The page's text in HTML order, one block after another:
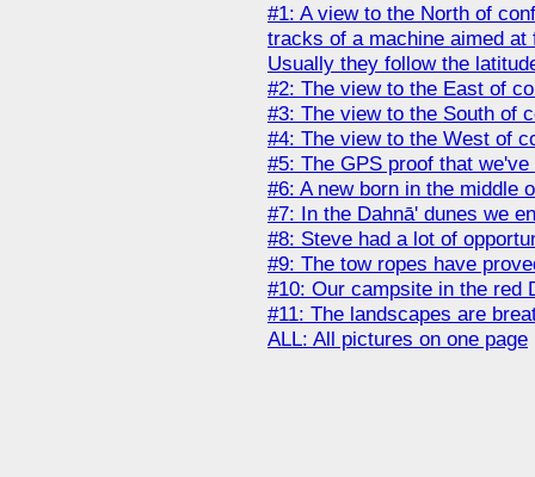
#1: A view to the North of
tracks of a machine aimed
Usually they follow the
#2: The view to the East of
#3: The view to the South of
#4: The view to the West of
#5: The GPS proof that
#6: A new born in the middle
#7: In the Dahnā' dunes we
#8: Steve had a lot of
#9: The tow ropes have
#10: Our campsite in the red
#11: The landscapes are
ALL: All pictures on one page